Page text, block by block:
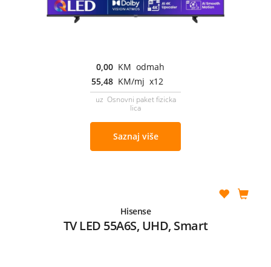
0,00 KM odmah
55,48 KM/mj x12
uz Osnovni paket fizicka
lica
Saznaj više
Hisense
TV LED 55A6S, UHD, Smart